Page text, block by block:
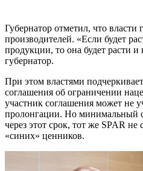
Губернатор отметил, что
производителей. «Если будет
продукции, то она будет расти
губернатор.
При этом властями
соглашения об ограничении
участник соглашения может не
пролонгации. Но минимальный
через этот срок, тот же SPAR не
«синих» ценников.